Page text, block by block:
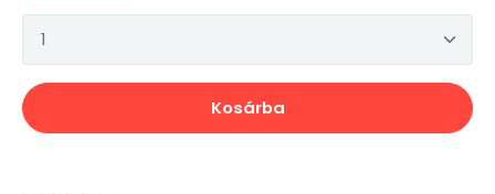
Termékmennyiség: Adja meg a kívánt
Kosárba